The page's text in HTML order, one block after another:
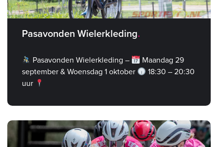
Pasavonden Wielerkleding
Pasavonden Wielerkleding –
Maandag 29
september & Woensdag 1 oktober
18:30 – 20:30
uur